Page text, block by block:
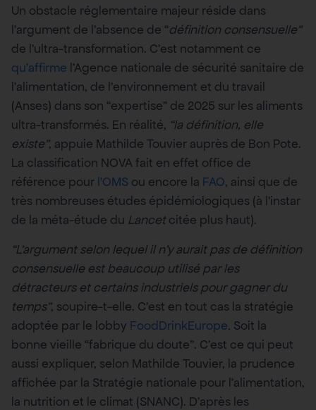
Un obstacle réglementaire majeur réside dans
l’argument de l’absence de “définition consensuelle”
de l’ultra-transformation. C’est notamment ce
qu’affirme l’Agence nationale de sécurité sanitaire de
l’alimentation, de l’environnement et du travail
(Anses) dans son “expertise” de 2025 sur les aliments
ultra-transformés. En réalité, “la définition, elle
existe”, appuie Mathilde Touvier auprès de Bon Pote.
La classification NOVA fait en effet office de
référence pour l’OMS ou encore la FAO, ainsi que de
très nombreuses études épidémiologiques (à l’instar
de la méta-étude du Lancetcitée plus haut).
“L’argument selon lequel il n’y aurait pas de définition
consensuelle est beaucoup utilisé par les
détracteurs et certains industriels pour gagner du
temps”, soupire-t-elle. C’est en tout cas la stratégie
adoptée par le lobby FoodDrinkEurope. Soit la
bonne vieille “fabrique du doute”. C’est ce qui peut
aussi expliquer, selon Mathilde Touvier, la prudence
affichée par la Stratégie nationale pour l’alimentation,
la nutrition et le climat (SNANC). D’après les